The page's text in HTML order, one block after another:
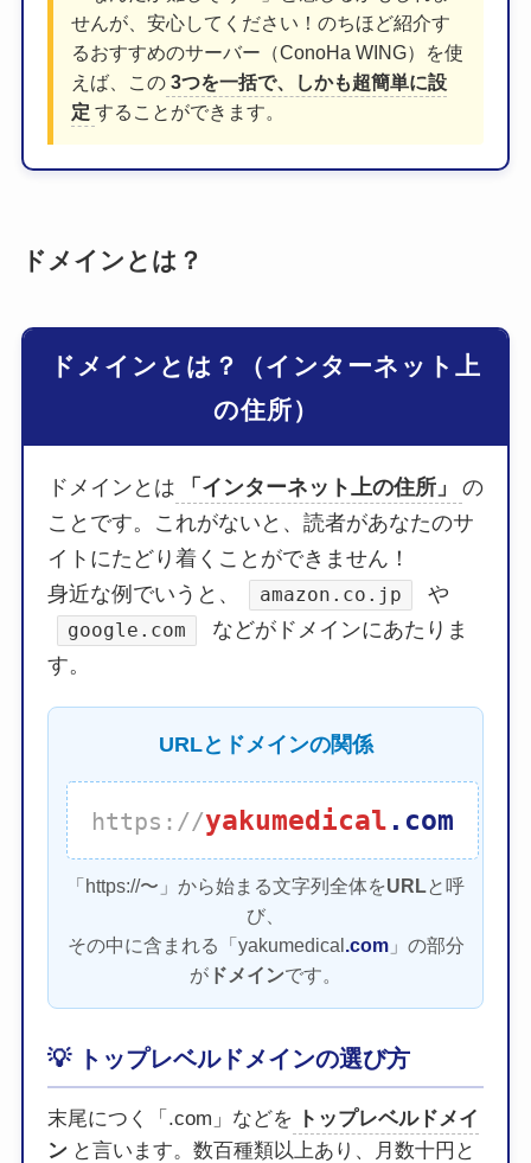
せんが、安心してください！のちほど紹介す
るおすすめのサーバー（ConoHa WING）を使
えば、この 3つを一括で、しかも超簡単に設
定 することができます。
ドメインとは？
ドメインとは？（インターネット上
の住所）
ドメインとは 「インターネット上の住所」
の
ことです。これがないと、読者があなたのサ
イトにたどり着くことができません！
身近な例でいうと、
amazon.co.jp や
google.com
などがドメインにあたりま
す。
URLとドメインの関係
https://yakumedical .com
「https://〜」から始まる文字列全体をURLと呼
び、
その中に含まれる「yakumedical .com」の部分
が ドメインです。
💡 トップレベルドメインの選び方
末尾につく「.com」などを
トップレベルドメイ
ン と言います。数百種類以上あり、月数十円と